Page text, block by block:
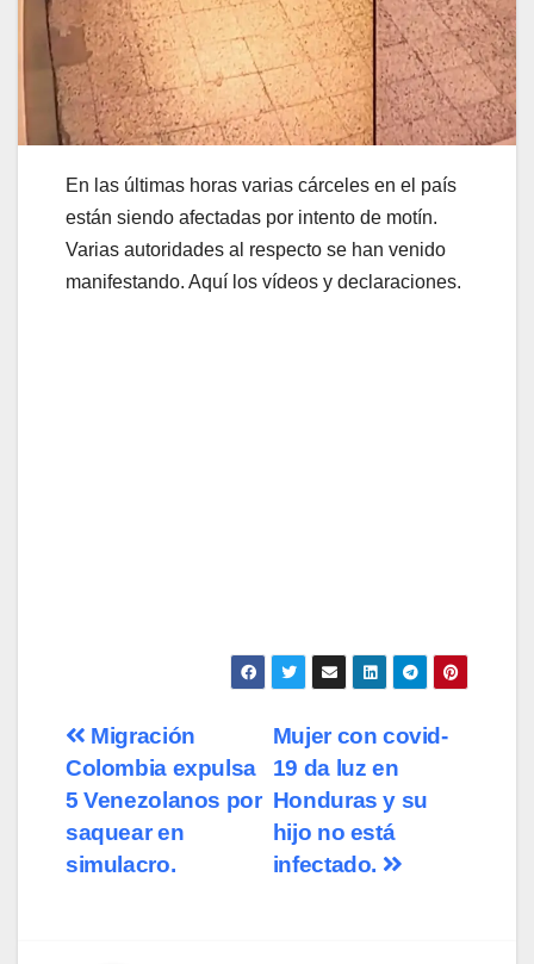
En las últimas horas varias cárceles en el país
están siendo afectadas por intento de motín.
Varias autoridades al respecto se han venido
manifestando. Aquí los vídeos y declaraciones.
Navegación
de
entradas
Mujer con covid-
19 da luz en
Honduras y su
hijo no está
infectado.
Migración
Colombia expulsa
5 Venezolanos por
saquear en
simulacro.